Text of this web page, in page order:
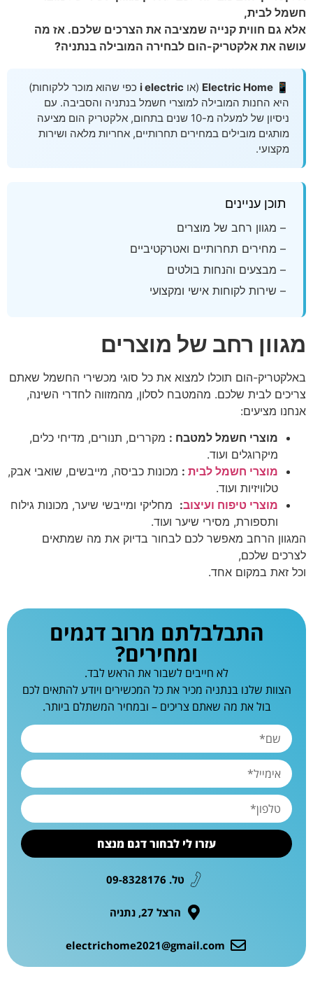
חשמל לבית,
אלא גם חווית קנייה שמציבה את הצרכים שלכם. אז מה
עושה את אלקטריק-הום לבחירה המובילה בנתניה?
📱
Electric Home (או i electric כפי שהוא מוכר ללקוחות)
היא החנות המובילה למוצרי חשמל בנתניה והסביבה. עם
ניסיון של למעלה מ-10 שנים בתחום, אלקטריק הום מציעה
מותגים מובילים במחירים תחרותיים, אחריות מלאה ושירות
מקצועי.
תוכן עניינים
– מגוון רחב של מוצרים
– מחירים תחרותיים ואטרקטיביים
– מבצעים והנחות בולטים
– שירות לקוחות אישי ומקצועי
מגוון רחב של מוצרים
באלקטריק-הום תוכלו למצוא את כל סוגי מכשירי החשמל שאתם
צריכים לבית שלכם. מהמטבח לסלון, מהמזווה לחדרי השינה,
אנחנו מציעים:
מוצרי חשמל למטבח : מקררים, תנורים, מדיחי כלים,
מיקרוגלים ועוד.
מוצרי חשמל לבית : מכונות כביסה, מייבשים, שואבי אבק,
טלוויזיות ועוד.
מוצרי טיפוח ועיצוב: מחליקי ומייבשי שיער, מכונות גילוח
ותספורת, מסירי שיער ועוד.
המגוון הרחב מאפשר לכם לבחור בדיוק את מה שמתאים
לצרכים שלכם,
וכל זאת במקום אחד.
התבלבלתם מרוב דגמים
ומחירים?
לא חייבים לשבור את הראש לבד.
הצוות שלנו בנתניה מכיר את כל המכשירים ויודע להתאים לכם
בול את מה שאתם צריכים – ובמחיר המשתלם ביותר.
עזרו לי לבחור דגם מנצח
טל. 09-8328176
הרצל 27, נתניה
electrichome2021@gmail.com